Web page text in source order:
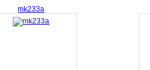
mk233a